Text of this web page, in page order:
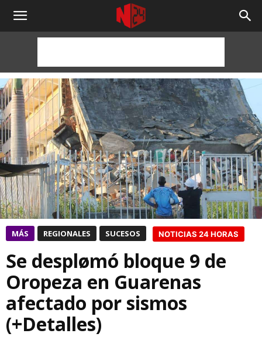
NOTICIAS
HORAS
MÁS REGIONALES SUCESOS NOTICIAS 24 HORAS
Se desplømó bloque 9 de
Oropeza en Guarenas
afectado por sismos
(+Detalles)